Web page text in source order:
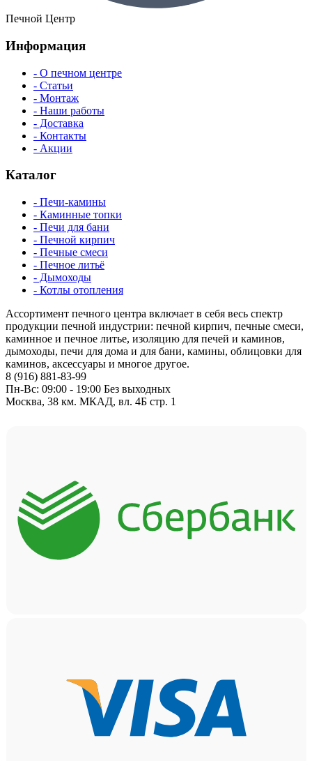
Печной Центр
Информация
- О печном центре
- Статьи
- Монтаж
- Наши работы
- Доставка
- Контакты
- Акции
Каталог
- Печи-камины
- Каминные топки
- Печи для бани
- Печной кирпич
- Печные смеси
- Печное литьё
- Дымоходы
- Котлы отопления
Ассортимент печного центра включает в себя весь спектр
продукции печной индустрии: печной кирпич, печные смеси,
каминное и печное литье, изоляцию для печей и каминов,
дымоходы, печи для дома и для бани, камины, облицовки для
каминов, аксессуары и многое другое.
8 (916) 881-83-99
Пн-Вс: 09:00 - 19:00 Без выходных
Москва, 38 км. МКАД, вл. 4Б стр. 1